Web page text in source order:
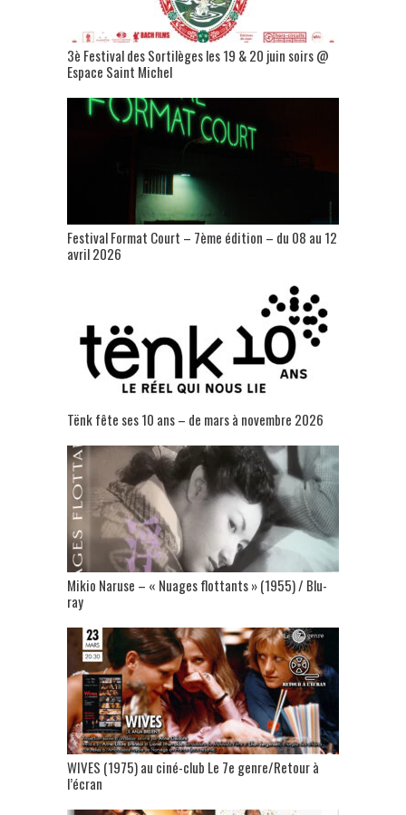
3è Festival des Sortilèges les 19 & 20 juin soirs @
Espace Saint Michel
Festival Format Court – 7ème édition – du 08 au 12
avril 2026
Tënk fête ses 10 ans – de mars à novembre 2026
Mikio Naruse – « Nuages flottants » (1955) / Blu-
ray
WIVES (1975) au ciné-club Le 7e genre/Retour à
l’écran